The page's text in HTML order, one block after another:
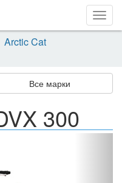
Arctic Cat
Все марки
300